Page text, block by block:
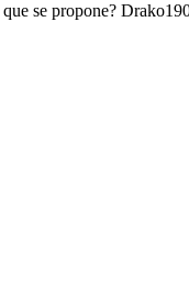
se propone?